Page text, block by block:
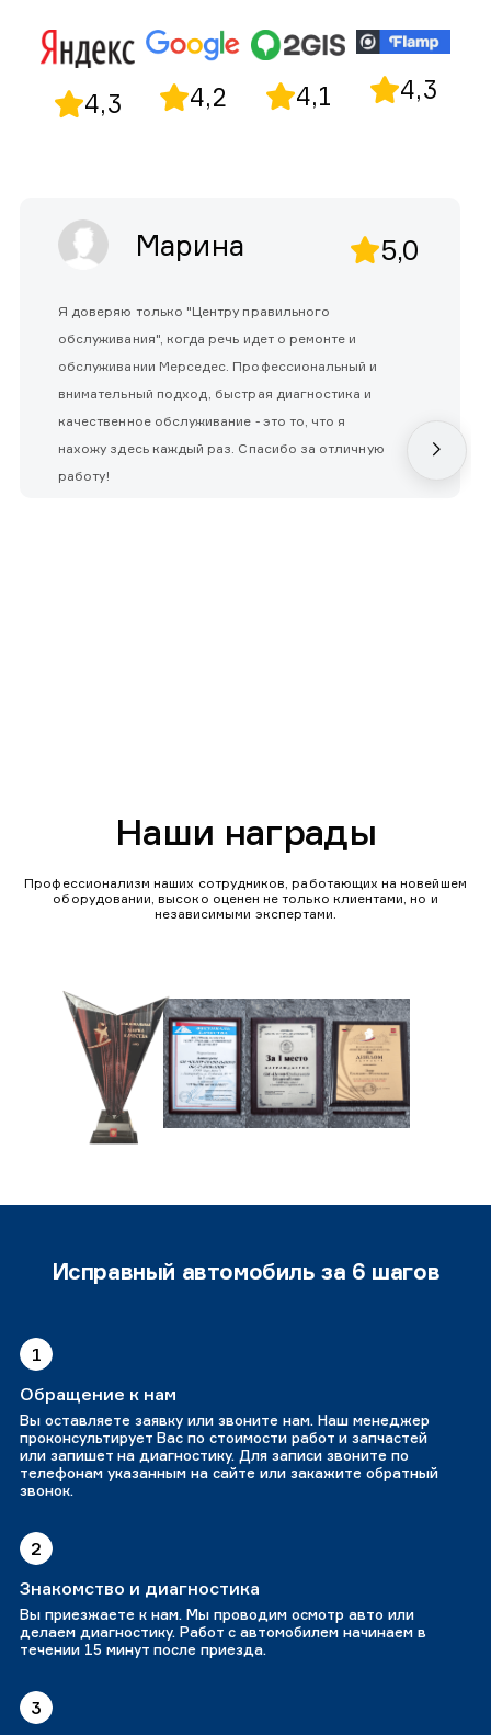
4,3 4,2 4,1 4,3
Марина 5,0
Я доверяю только "Центру правильного
обслуживания", когда речь идет о ремонте и
обслуживании Мерседес. Профессиональный и
внимательный подход, быстрая диагностика и
качественное обслуживание - это то, что я
нахожу здесь каждый раз. Спасибо за отличную
работу!
Наши награды
Профессионализм наших сотрудников, работающих на новейшем
оборудовании, высоко оценен не только клиентами, но и
независимыми экспертами.
Исправный автомобиль за 6 шагов
1
Обращение к нам
Вы оставляете заявку или звоните нам. Наш менеджер
проконсультирует Вас по стоимости работ и запчастей
или запишет на диагностику. Для записи звоните по
телефонам указанным на сайте или закажите обратный
звонок.
2
Знакомство и диагностика
Вы приезжаете к нам. Мы проводим осмотр авто или
делаем диагностику. Работ с автомобилем начинаем в
течении 15 минут после приезда.
3